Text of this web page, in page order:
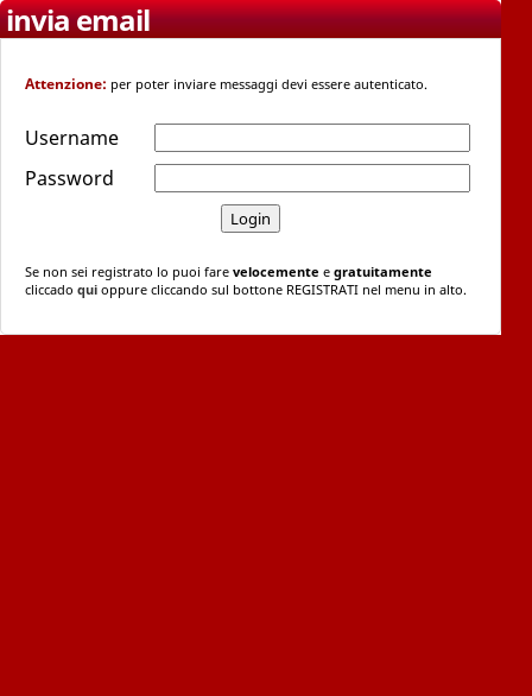
invia email
Attenzione: per poter inviare messaggi devi essere autenticato.
Username
Password
Se non sei registrato lo puoi fare velocemente e gratuitamente
cliccado qui oppure cliccando sul bottone REGISTRATI nel menu in alto.